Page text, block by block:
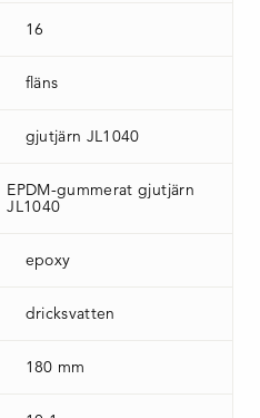
16
fläns
gjutjärn JL1040
EPDM-gummerat gjutjärn
JL1040
epoxy
dricksvatten
180 mm